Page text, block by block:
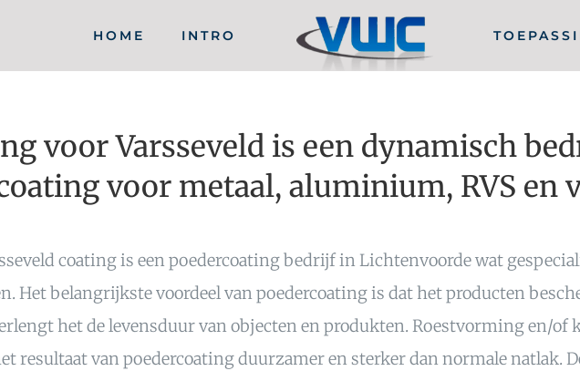
HOME INTRO
voor Varsseveld is een dynamisch
voor metaal, aluminium, RVS en
coating is een poedercoating bedrijf in Lichtenvoorde wat
Het belangrijkste voordeel van poedercoating is dat het producten
het de levensduur van objecten en produkten. Roestvorming en/of
resultaat van poedercoating duurzamer en sterker dan normale natlak.